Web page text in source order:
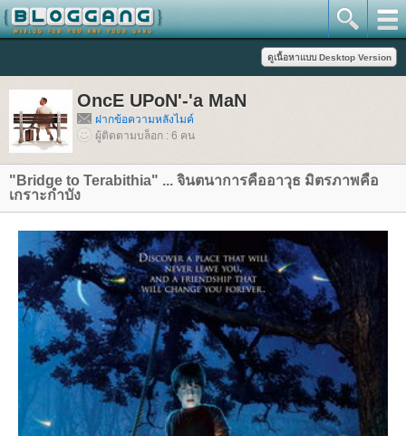
OncE UPoN'-'a MaN
ฝากข้อความหลังไมค์
ผู้ติดตามบล็อก : 6 คน
"Bridge to Terabithia" ... จินตนาการคืออาวุธ มิตรภาพคือ
เกราะกำบัง